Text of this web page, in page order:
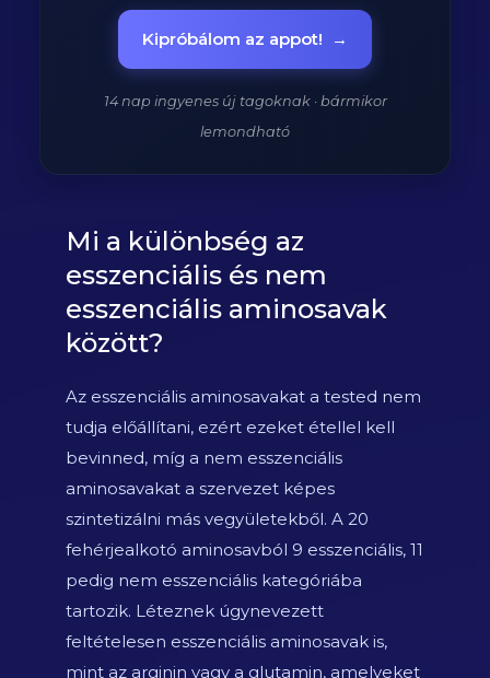
Kipróbálom az appot! →
14 nap ingyenes új tagoknak · bármikor
lemondható
Mi a különbség az
esszenciális és nem
esszenciális aminosavak
között?
Az esszenciális aminosavakat a tested nem
tudja előállítani, ezért ezeket étellel kell
bevinned, míg a nem esszenciális
aminosavakat a szervezet képes
szintetizálni más vegyületekből. A 20
fehérjealkotó aminosavból 9 esszenciális, 11
pedig nem esszenciális kategóriába
tartozik. Léteznek úgynevezett
feltételesen esszenciális aminosavak is,
mint az arginin vagy a glutamin, amelyeket